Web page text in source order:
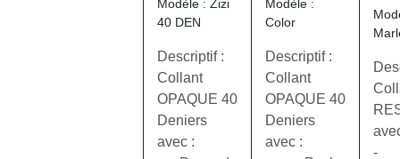
Modèle : Zizi
40 DEN
Descriptif :
Collant
OPAQUE 40
Deniers
avec :
Modèle :
Color
Descriptif :
Collant
OPAQUE 40
Deniers
avec :
‐
à